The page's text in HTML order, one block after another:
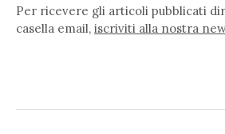
Per ricevere gli articoli pubblicati
casella email, iscriviti alla nostra